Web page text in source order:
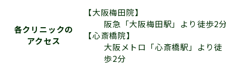
各クリニックの
アクセス
【大阪梅田院】
阪急「大阪梅田駅」より徒歩2
【心斎橋院】
大阪メトロ「心斎橋駅」より徒
歩2分